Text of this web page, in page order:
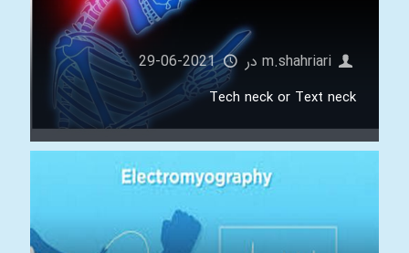
m.shahriari در 2021-06-29
Tech neck or Text neck